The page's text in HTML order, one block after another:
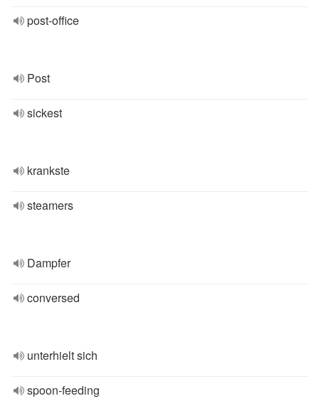
post-office
Post
sickest
krankste
steamers
Dampfer
conversed
unterhielt sich
spoon-feeding